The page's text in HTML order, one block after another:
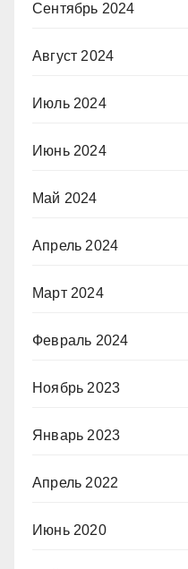
Сентябрь 2024
Август 2024
Июль 2024
Июнь 2024
Май 2024
Апрель 2024
Март 2024
Февраль 2024
Ноябрь 2023
Январь 2023
Апрель 2022
Июнь 2020